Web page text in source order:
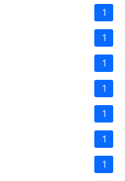
1
1
1
1
1
1
1